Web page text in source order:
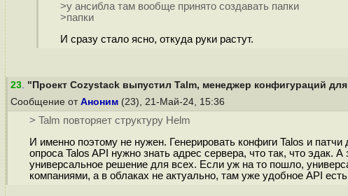
>у ансибла там вообще принято создавать папки
>папки
И сразу стало ясно, откуда руки растут.
23. "Проект Cozystack выпустил Talm, менеджер конфигураций для
Сообщение от Аноним (23), 21-Май-24, 15:36
> Talm повторяет структуру Helm
И именно поэтому не нужен. Генерировать конфиги Talos и
опроса Talos API нужно знать адрес сервера, что так, что эдак.
универсальное решение для всех. Если уж на то пошло,
компаниями, а в облаках не актуально, там уже удобное API